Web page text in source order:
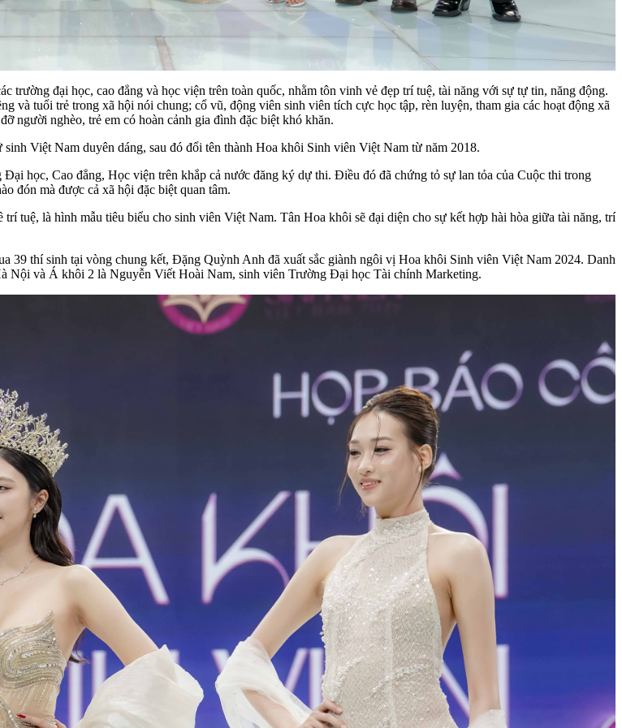
trường đại học, cao đẳng và học viện trên toàn quốc, nhằm tôn vinh vẻ đẹp trí tuệ, tài năng với sự tự tin, năng động.
và tuổi trẻ trong xã hội nói chung; cổ vũ, động viên sinh viên tích cực học tập, rèn luyện, tham gia các hoạt động xã
người nghèo, trẻ em có hoàn cảnh gia đình đặc biệt khó khăn.
Việt Nam duyên dáng, sau đó đổi tên thành Hoa khôi Sinh viên Việt Nam từ năm 2018.
học, Cao đẳng, Học viện trên khắp cả nước đăng ký dự thi. Điều đó đã chứng tỏ sự lan tỏa của Cuộc thi trong
đón mà được cả xã hội đặc biệt quan tâm.
tuệ, là hình mẫu tiêu biểu cho sinh viên Việt Nam. Tân Hoa khôi sẽ đại diện cho sự kết hợp hài hòa giữa tài năng, trí
thí sinh tại vòng chung kết, Đặng Quỳnh Anh đã xuất sắc giành ngôi vị Hoa khôi Sinh viên Việt Nam 2024. Danh
và Á khôi 2 là Nguyễn Viết Hoài Nam, sinh viên Trường Đại học Tài chính Marketing.